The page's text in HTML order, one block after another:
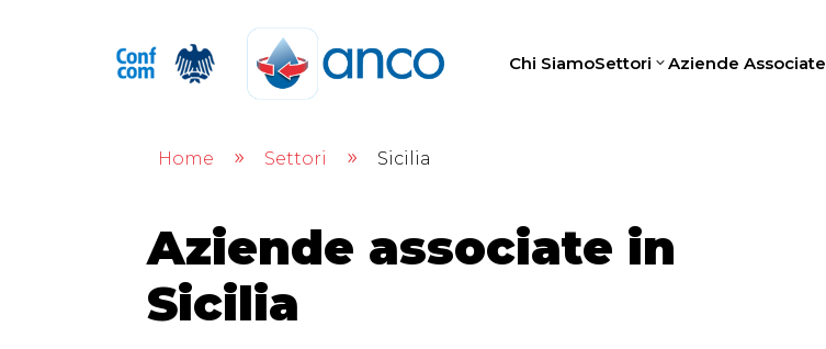
Chi SiamoSettori Aziende Associate
Home 9 Settori 9 Sicilia
Aziende associate in
Sicilia